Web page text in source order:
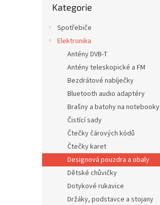
kategorie
Kategorie
Spotřebiče
Elektronika
Antény DVB-T
Antény teleskopické a FM
Bezdrátové nabíječky
Bluetooth audio adaptéry
Brašny a batohy na notebooky
Čistící sady
Čtečky čárových kódů
Čtečky karet
Designová pouzdra a obaly
Dětské chůvičky
Dotykové rukavice
Držáky, podstavce a stojany